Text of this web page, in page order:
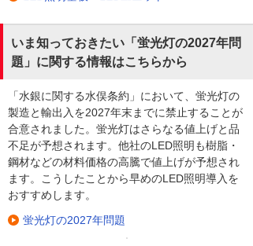
いま知っておきたい「蛍光灯の2027年問
題」に関する情報はこちらから
「水銀に関する水俣条約」において、蛍光灯の
製造と輸出入を2027年末までに禁止することが
合意されました。蛍光灯はさらなる値上げと品
不足が予想されます。他社のLED照明も樹脂・
鋼材などの材料価格の高騰で値上げが予想され
ます。こうしたことから早めのLED照明導入を
おすすめします。
蛍光灯の2027年問題